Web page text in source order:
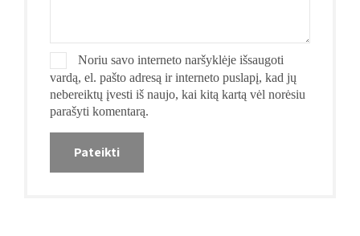
Noriu savo interneto naršyklėje išsaugoti
vardą, el. pašto adresą ir interneto puslapį, kad jų
nebereiktų įvesti iš naujo, kai kitą kartą vėl norėsiu
parašyti komentarą.